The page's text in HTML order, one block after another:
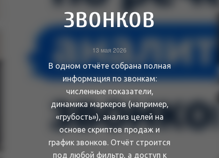
звонков
13 мая 2026
В одном отчёте собрана полная
информация по звонкам:
численные показатели,
динамика маркеров (например,
«грубость»), анализ целей на
основе скриптов продаж и
график звонков. Отчёт строится
под любой фильтр, а доступ к